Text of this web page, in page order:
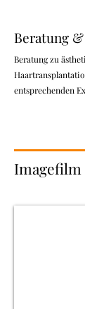
Beratung
Beratung zu
entsprechenden
Imagefilm